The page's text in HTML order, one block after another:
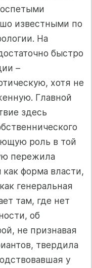
известными по
На
быстро
–
хотя не
Главной
здесь
роль в той
пережила
форма власти,
генеральная
там, где нет
об
не признавая
твердила
у